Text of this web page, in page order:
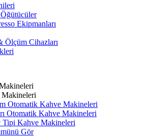
Ekipmanları
Ölçüm Cihazları
Makineleri
Otomatik Kahve Makineleri
Otomatik Kahve Makineleri
Tipi Kahve Makineleri
Gör